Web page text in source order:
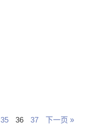
35 36 37 下一页 »